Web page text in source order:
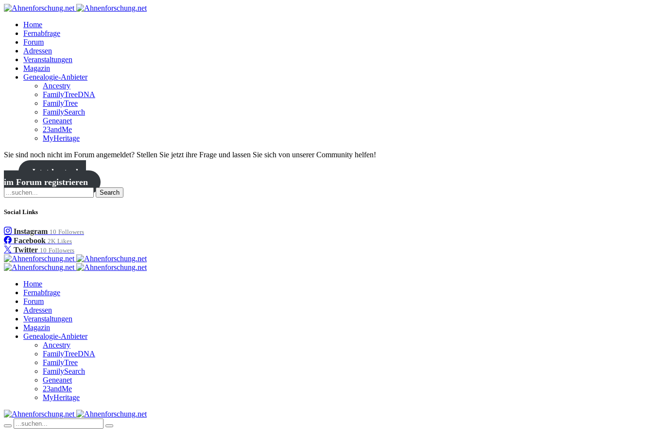
Home
Fernabfrage
Forum
Adressen
Veranstaltungen
Magazin
Genealogie-Anbieter
Ancestry
FamilyTreeDNA
FamilyTree
FamilySearch
Geneanet
23andMe
MyHeritage
Sie sind noch nicht im Forum angemeldet? Stellen Sie jetzt ihre Frage und lassen Sie sich von unserer Community helfen!
Jetzt kostenlos
im Forum registrieren
Search
Social Links
Instagram 10 Followers
Facebook 2K Likes
Twitter 10 Followers
Home
Fernabfrage
Forum
Adressen
Veranstaltungen
Magazin
Genealogie-Anbieter
Ancestry
FamilyTreeDNA
FamilyTree
FamilySearch
Geneanet
23andMe
MyHeritage